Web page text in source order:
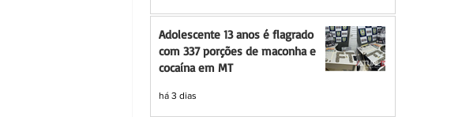
Adolescente 13 anos é flagrado
com 337 porções de maconha e
cocaína em MT
há 3 dias